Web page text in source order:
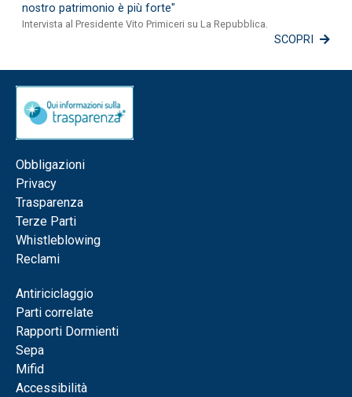
nostro patrimonio è più forte"
Intervista al Presidente Vito Primiceri su La Repubblica.
SCOPRI
Obbligazioni
Privacy
Trasparenza
Terze Parti
Whistleblowing
Reclami
Antiriciclaggio
Parti correlate
Rapporti Dormienti
Sepa
Mifid
Accessibilità